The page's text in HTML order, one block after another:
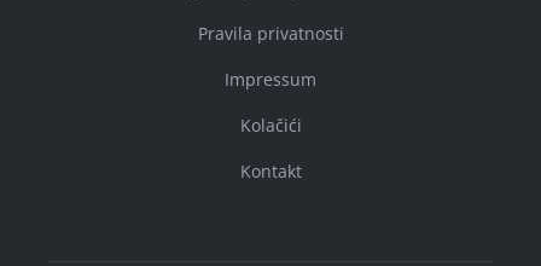
Pravila privatnosti
Impressum
Kolačići
Kontakt